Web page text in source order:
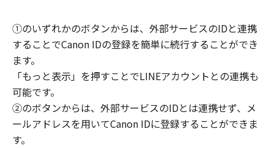
①のいずれかのボタンからは、外部サービスのIDと連携
することでCanon IDの登録を簡単に続行することができ
ます。
「もっと表示」を押すことでLINEアカウントとの連携も
可能です。
②のボタンからは、外部サービスのIDとは連携せず、メ
ールアドレスを用いてCanon IDに登録することができま
す。